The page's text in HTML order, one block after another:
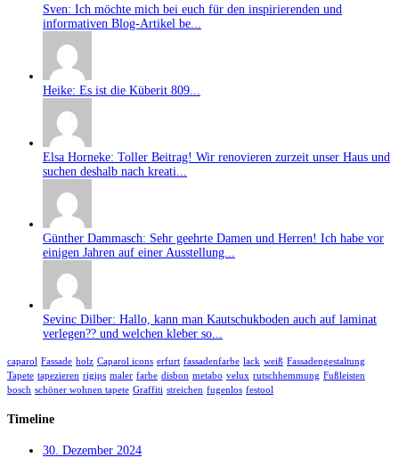
Sven: Ich möchte mich bei euch für den inspirierenden und
informativen Blog-Artikel be...
Heike: Es ist die Küberit 809...
Elsa Horneke: Toller Beitrag! Wir renovieren zurzeit unser Haus und
suchen deshalb nach kreati...
Günther Dammasch: Sehr geehrte Damen und Herren! Ich habe vor
einigen Jahren auf einer Ausstellung...
Sevinc Dilber: Hallo, kann man Kautschukboden auch auf laminat
verlegen?? und welchen kleber so...
caparol Fassade holz Caparol icons erfurt fassadenfarbe lack weiß Fassadengestaltung
Tapete tapezieren rigips maler farbe disbon metabo velux rutschhemmung Fußleisten
bosch schöner wohnen tapete Graffiti streichen fugenlos festool
Timeline
30. Dezember 2024